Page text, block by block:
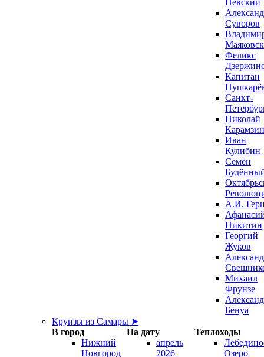
Невский
Суворов
Феликс
Капитан
Санкт-
Николай
Карамзин
Иван
Кулибин
Семён
А.И.
Никитин
Георгий
Жуков
Михаил
Фрунзе
Бенуа
Круизы из Самары ➤
В город
На дату
Теплоходы
Нижний
Новгород
апрель
2026
Озеро